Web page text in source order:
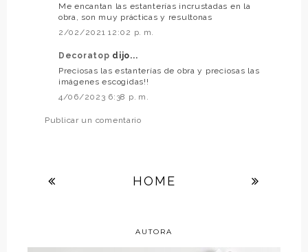
Me encantan las estanterías incrustadas en la
obra, son muy prácticas y resultonas
2/02/2021 12:02 p. m.
Decoratop dijo...
Preciosas las estanterías de obra y preciosas las
imágenes escogidas!!
4/06/2023 6:38 p. m.
Publicar un comentario
HOME
AUTORA